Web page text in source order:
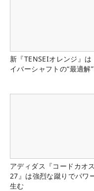
新『TENSEIオレンジ』は
イバーシャフトの“最適解”
アディダス『コードカオス
27』は強烈な蹴りでパワ
生む